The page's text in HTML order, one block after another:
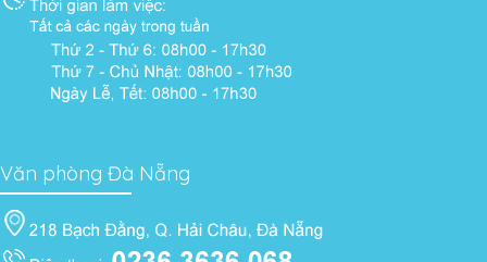
Văn phòng Đà Nẵng